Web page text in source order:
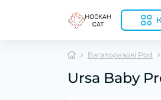
Багаторазові Pod
Ursa Baby